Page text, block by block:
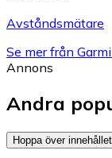
Avståndsmätare
Se mer från
Annons
Andra
Hoppa över innehållet